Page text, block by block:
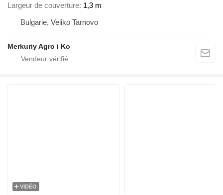
Largeur de couverture 1,3 m
Bulgarie, Veliko Tarnovo
Merkuriy Agro i Ko
VIDÉO